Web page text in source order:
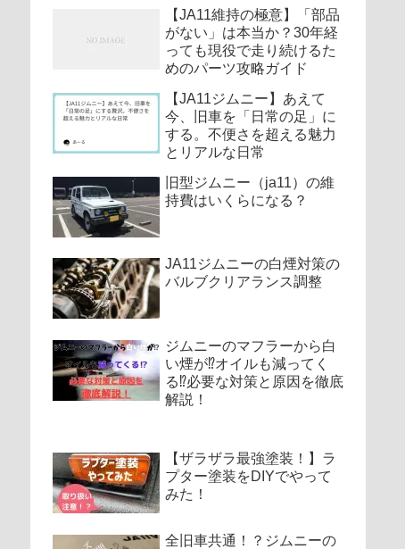
【JA11維持の極意】「部品
がない」は本当か？30年経
っても現役で走り続けるた
めのパーツ攻略ガイド
【JA11ジムニー】あえて
今、旧車を「日常の足」に
する。不便さを超える魅力
とリアルな日常
旧型ジムニー（ja11）の維
持費はいくらになる？
JA11ジムニーの白煙対策の
バルブクリアランス調整
ジムニーのマフラーから白
い煙が⁉︎オイルも減ってく
る⁉︎必要な対策と原因を徹底
解説！
【ザラザラ最強塗装！】ラ
プター塗装をDIYでやって
みた！
全旧車共通！？ジムニーの